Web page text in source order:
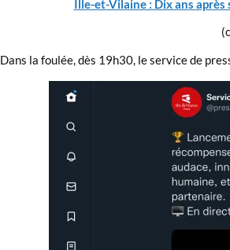
Ille-et-Vilaine : Dix ans
Dans la foulée, dès 19h30, le service de